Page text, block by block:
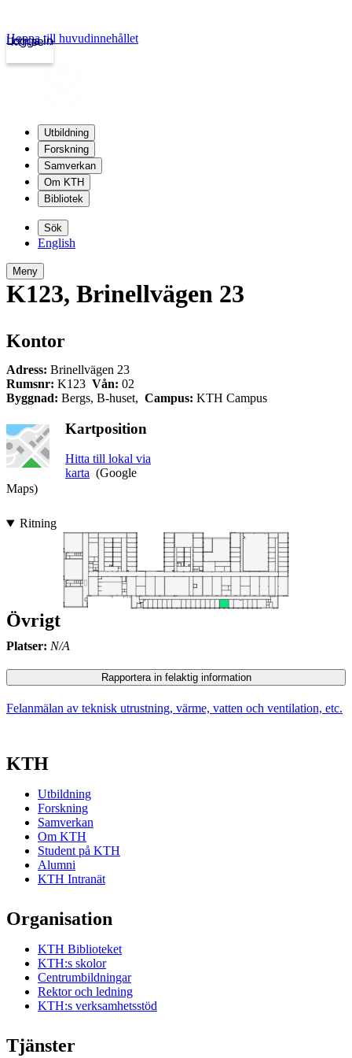
kth.se
Logga in
Hoppa till huvudinnehållet
Utbildning
Forskning
Samverkan
Om KTH
Bibliotek
Sök
English
Meny
K123, Brinellvägen 23
Kontor
Adress: Brinellvägen 23
Rumsnr: K123 Vån: 02
Byggnad: Bergs, B-huset, Campus: KTH Campus
Kartposition
Hitta till lokal via
karta (Google
Maps)
Ritning
Övrigt
Platser: N/A
Rapportera in felaktig information
Felanmälan av teknisk utrustning, värme, vatten och ventilation, etc.
KTH
Utbildning
Forskning
Samverkan
Om KTH
Student på KTH
Alumni
KTH Intranät
Organisation
KTH Biblioteket
KTH:s skolor
Centrumbildningar
Rektor och ledning
KTH:s verksamhetsstöd
Tjänster